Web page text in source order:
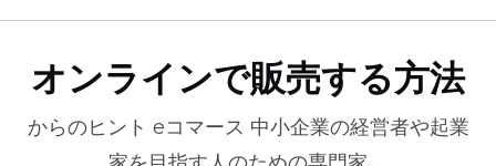
オンラインで販売する方法
からのヒント eコマース 中小企業の経営者や起業